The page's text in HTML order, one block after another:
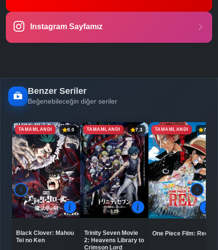
-Bölüm No: 24
-Bölüm No: 27
Instagram Sayfamız
Benzer Seriler
Beğenebileceğin diğer seriler
TAMAMLANDI 8.0
Black Clover: Mahou
Tei no Ken
TAMAMLANDI 7.3
Trinity Seven Movie
2: Heavens Library to
Crimson Lord
TAMAMLANDI 7.8
One Piece Film: Red